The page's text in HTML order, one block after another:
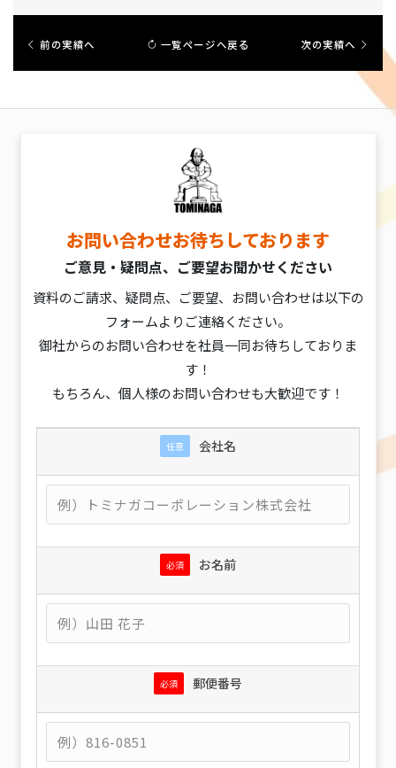
前の実績へ 一覧ページへ戻る 次の実績へ
お問い合わせお待ちしております
ご意見・疑問点、ご要望お聞かせください
資料のご請求、疑問点、ご要望、お問い合わせは以下の
フォームよりご連絡ください。
御社からのお問い合わせを社員一同お待ちしておりま
す！
もちろん、個人様のお問い合わせも大歓迎です！
任意 会社名
必須 お名前
必須 郵便番号